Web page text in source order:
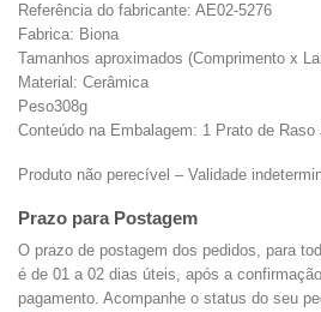
Referência do fabricante: AE02-5276
Fabrica: Biona
Tamanhos aproximados (Comprimento x
Material: Cerâmica
Peso308g
Conteúdo na Embalagem: 1 Prato de Raso
Produto não perecível – Validade
Prazo para Postagem
O prazo de postagem dos pedidos, para
é de 01 a 02 dias úteis, após a
pagamento. Acompanhe o status do seu